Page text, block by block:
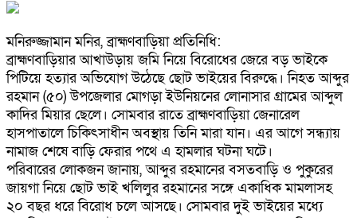
মনিরুজ্জামান মনির, ব্রাহ্মণবাড়িয়া প্রতিনিধি:
ব্রাহ্মণবাড়িয়ার আখাউড়ায় জমি নিয়ে বিরোধের জেরে বড় ভাইকে
পিটিয়ে হত্যার অভিযোগ উঠেছে ছোট ভাইয়ের বিরুদ্ধে। নিহত আব্দুর
রহমান (৫০) উপজেলার মোগড়া ইউনিয়নের লোনাসার গ্রামের আব্দুল
কাদির মিয়ার ছেলে। সোমবার রাতে ব্রাহ্মণবাড়িয়া জেনারেল
হাসপাতালে চিকিৎসাধীন অবস্থায় তিনি মারা যান। এর আগে সন্ধ্যায়
নামাজ শেষে বাড়ি ফেরার পথে এ হামলার ঘটনা ঘটে।
পরিবারের লোকজন জানায়, আব্দুর রহমানের বসতবাড়ি ও পুকুরের
জায়গা নিয়ে ছোট ভাই খলিলুর রহমানের সঙ্গে একাধিক মামলাসহ
২০ বছর ধরে বিরোধ চলে আসছে। সোমবার দুই ভাইয়ের মধ্যে